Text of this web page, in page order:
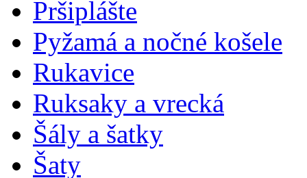
Pršiplášte
Pyžamá a nočné košele
Rukavice
Ruksaky a vrecká
Šály a šatky
Šaty